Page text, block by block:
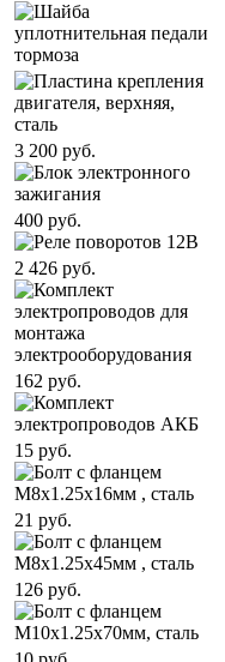
3 200 руб.
400 руб.
2 426 руб.
162 руб.
15 руб.
21 руб.
126 руб.